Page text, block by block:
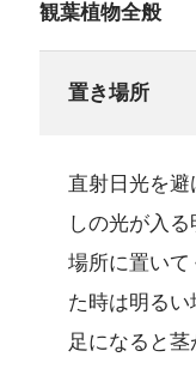
観葉植物全般
置き場所
直射日光を
しの光が入
場所に置いて
た時は明る
足になると